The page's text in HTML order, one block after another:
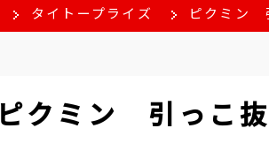
タイトープライズ ピクミン
ピクミン 引っこ